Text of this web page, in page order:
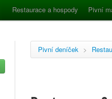
Restaurace a hospody Pivní
Pivní deníček >